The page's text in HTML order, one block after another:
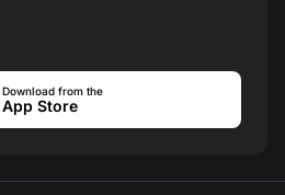
Download from the
App Store